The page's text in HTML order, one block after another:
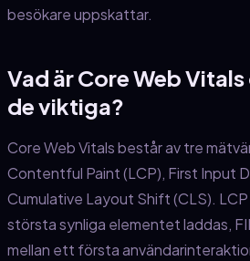
besökare uppskattar.
Vad är Core Web
de viktiga?
Core Web Vitals består av tre
Contentful Paint (LCP), First Input
Cumulative Layout Shift (CLS).
största synliga elementet laddas,
mellan ett första